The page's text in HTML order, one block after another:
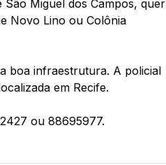
Miguel dos Campos, quer
Novo Lino ou Colônia
boa infraestrutura. A policial
em Recife.
ou 88695977.